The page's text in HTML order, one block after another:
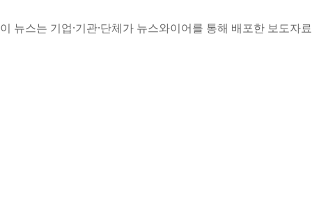
이 뉴스는 기업·기관·단체가 뉴스와이어를 통해 배포한 보도자